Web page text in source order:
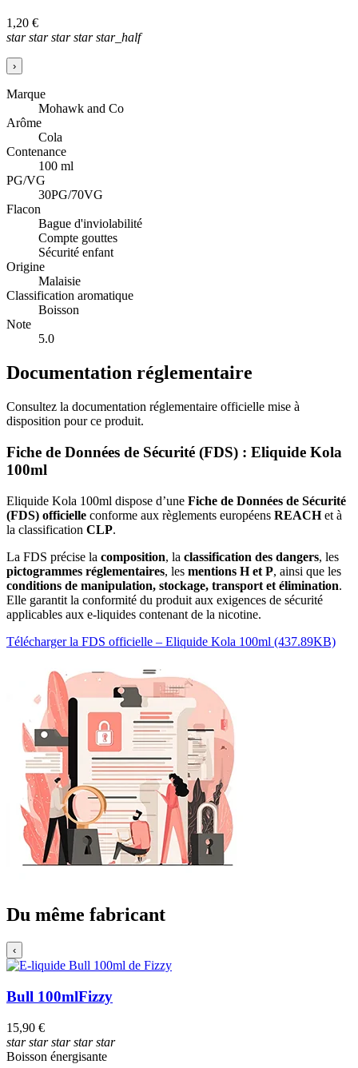
1,20 €
starstarstarstarstar_half
›
Marque
Mohawk and Co
Arôme
Cola
Contenance
100 ml
PG/VG
30PG/70VG
Flacon
Bague d'inviolabilité
Compte gouttes
Sécurité enfant
Origine
Malaisie
Classification aromatique
Boisson
Note
5.0
Documentation réglementaire
Consultez la documentation réglementaire officielle mise à
disposition pour ce produit.
Fiche de Données de Sécurité (FDS) : Eliquide Kola
100ml
Eliquide Kola 100ml dispose d’une Fiche de Données de Sécurité
(FDS) officielle conforme aux règlements européens REACHet à
la classification CLP.
La FDS précise la composition, la classification des dangers, les
pictogrammes réglementaires, les mentions H et P, ainsi que les
conditions de manipulation, stockage, transport et élimination.
Elle garantit la conformité du produit aux exigences de sécurité
applicables aux e-liquides contenant de la nicotine.
Télécharger la FDS officielle – Eliquide Kola 100ml (437.89KB)
Du même fabricant
‹
Bull 100mlFizzy
15,90 €
starstarstarstarstar
Boisson énergisante